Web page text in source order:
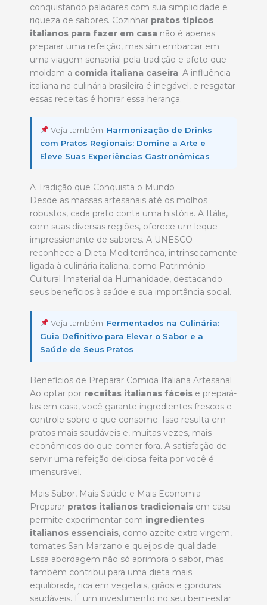
conquistando paladares com sua simplicidade e
riqueza de sabores. Cozinhar pratos típicos
italianos para fazer em casa não é apenas
preparar uma refeição, mas sim embarcar em
uma viagem sensorial pela tradição e afeto que
moldam a comida italiana caseira. A influência
italiana na culinária brasileira é inegável, e resgatar
essas receitas é honrar essa herança.
Veja também: Harmonização de Drinks
com Pratos Regionais: Domine a Arte e
Eleve Suas Experiências Gastronômicas
A Tradição que Conquista o Mundo
Desde as massas artesanais até os molhos
robustos, cada prato conta uma história. A Itália,
com suas diversas regiões, oferece um leque
impressionante de sabores. A UNESCO
reconhece a Dieta Mediterrânea, intrinsecamente
ligada à culinária italiana, como Patrimônio
Cultural Imaterial da Humanidade, destacando
seus benefícios à saúde e sua importância social.
Veja também: Fermentados na Culinária:
Guia Definitivo para Elevar o Sabor e a
Saúde de Seus Pratos
Benefícios de Preparar Comida Italiana Artesanal
Ao optar por receitas italianas fáceis e prepará-
las em casa, você garante ingredientes frescos e
controle sobre o que consome. Isso resulta em
pratos mais saudáveis e, muitas vezes, mais
econômicos do que comer fora. A satisfação de
servir uma refeição deliciosa feita por você é
imensurável.
Mais Sabor, Mais Saúde e Mais Economia
Preparar pratos italianos tradicionais em casa
permite experimentar com ingredientes
italianos essenciais, como azeite extra virgem,
tomates San Marzano e queijos de qualidade.
Essa abordagem não só aprimora o sabor, mas
também contribui para uma dieta mais
equilibrada, rica em vegetais, grãos e gorduras
saudáveis. É um investimento no seu bem-estar